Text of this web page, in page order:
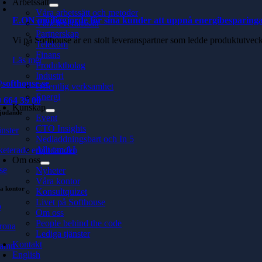
Arbetssätt
Våra arbetssätt och metoder
Våra leveranssätt
Partnerskap
Telekom
Finans
Produktbolag
Industri
Offentlig verksamhet
Energi
Kunskap
Event
CTO Insights
Nedladdningsbart och In 5
Allt om AI
Om oss
Nyheter
Våra kontor
Konsultquizet
Livet på Softhouse
Om oss
People behind the code
Lediga tjänster
Kontakt
English
E.ON möjliggjorde för sina kunder att uppnå
Vi på Softhouse är en stolt leveranspartner som ledde
Läs mer
664 39 00
erbjudanden
kontor